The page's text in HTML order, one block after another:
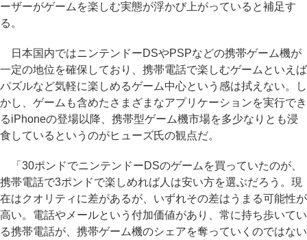
ーザーがゲームを楽しむ実態が浮かび上がっていると補足す
る。
日本国内ではニンテンドーDSやPSPなどの携帯ゲーム機が
一定の地位を確保しており、携帯電話で楽しむゲームといえば
パズルなど気軽に楽しめるゲーム中心という感は拭えない。し
かし、ゲームも含めたさまざまなアプリケーションを実行でき
るiPhoneの登場以降、携帯型ゲーム機市場を多少なりとも浸
食しているというのがヒューズ氏の観点だ。
「30ポンドでニンテンドーDSのゲームを買っていたのが、
携帯電話で3ポンドで楽しめれば人は安い方を選ぶだろう。現
在はクオリティに差があるが、いずれその差はうまる可能性が
高い。電話やメールという付加価値があり、常に持ち歩いてい
る携帯電話が、携帯ゲーム機のシェアを奪っていくのではない